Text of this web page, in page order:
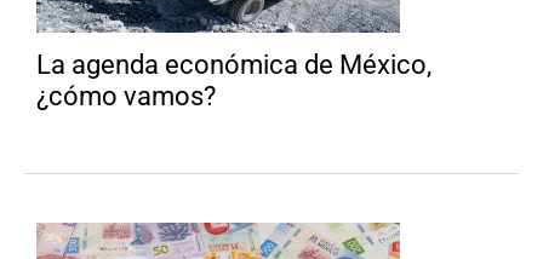
La agenda económica de México,
¿cómo vamos?